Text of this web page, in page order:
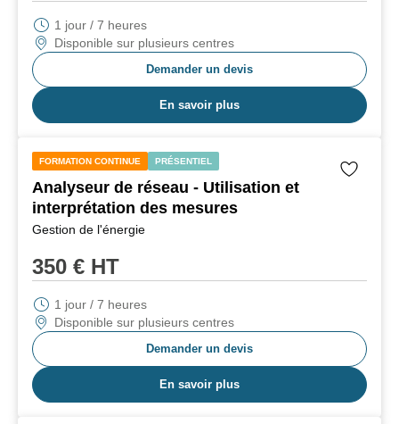
Disponible sur plusieurs centres
1 jour / 7 heures
Demander un devis
En savoir plus
FORMATION CONTINUE PRÉSENTIEL
Analyseur de réseau - Utilisation et
interprétation des mesures
Gestion de l'énergie
350 € HT
Disponible sur plusieurs centres
1 jour / 7 heures
Demander un devis
En savoir plus